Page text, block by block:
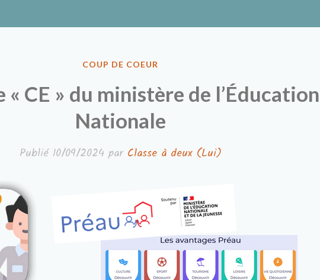
deux
PUBLIÉ
COUP DE COEUR
« CE » du ministère de l’Éducation
Nationale
Publié 10/09/2024 par Classe à deux (Lui)